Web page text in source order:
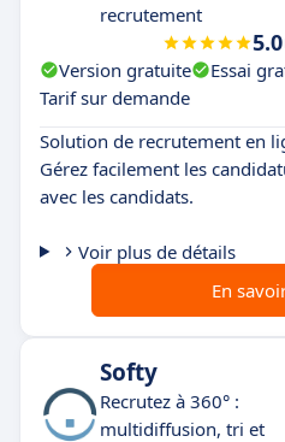
recrutement
5.0
Version gratuite Essai
Tarif sur demande
Solution de recrutement en
Gérez facilement les
avec les candidats.
Voir plus de détails
En
Softy
Recrutez à 360° :
multidiffusion, tri et